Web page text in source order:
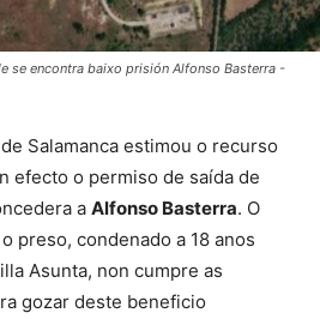
se encontra baixo prisión Alfonso Basterra -
Salamanca estimou o recurso
efecto o permiso de saída de
a Alfonso Basterra. O
preso, condenado a 18 anos
Asunta, non cumpre as
gozar deste beneficio